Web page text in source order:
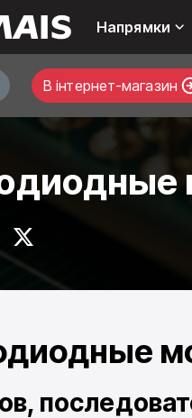
Напрямки
В інтернет-магазин